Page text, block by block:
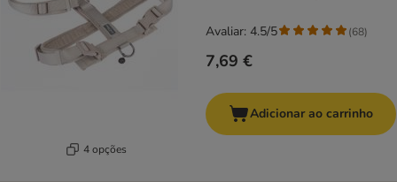
4 opções
7,69 €
Avaliar: 4.5/5 (68)
Adicionar ao carrinho